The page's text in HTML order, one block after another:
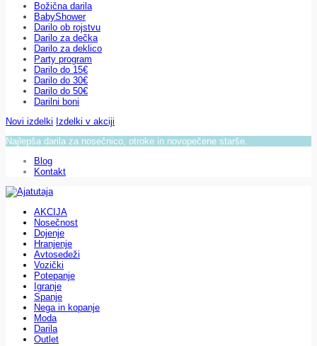
Božična darila
BabyShower
Darilo ob rojstvu
Darilo za dečka
Darilo za deklico
Party program
Darilo do 15€
Darilo do 30€
Darilo do 50€
Darilni boni
Novi izdelki Izdelki v akciji
Najlepša darila za nosečnico, otroke in novopečene starše.
Blog
Kontakt
AKCIJA
Nosečnost
Dojenje
Hranjenje
Avtosedeži
Vozički
Potepanje
Igranje
Spanje
Nega in kopanje
Moda
Darila
Outlet